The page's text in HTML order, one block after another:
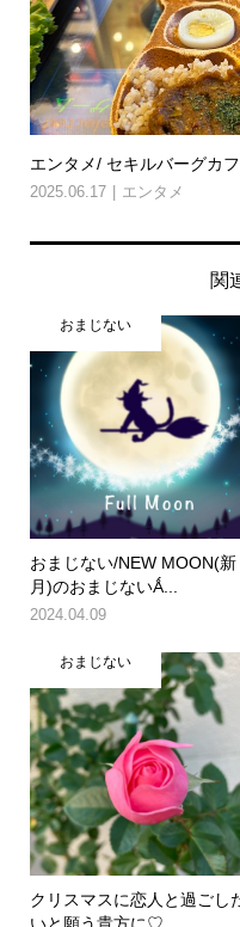
エンタメ/ セキルバーグカ
2025.06.17 エンタメ
関
おまじない
おまじない/NEW MOON(新
月)のおまじないǺ...
2024.04.09
おまじない
クリスマスに恋人と過ごし
いと願う貴方に♡